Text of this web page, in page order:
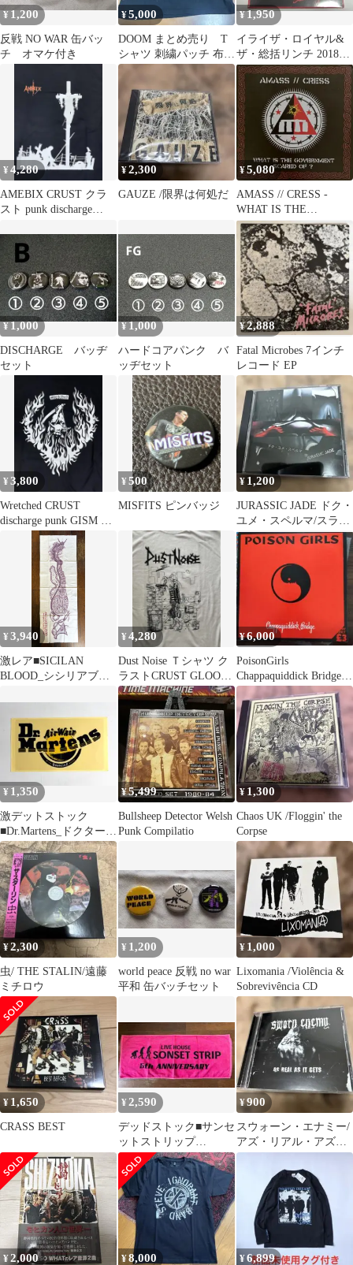
¥1,200
反戦 NO WAR 缶バッ
チ オマケ付き
¥5,000
DOOM まとめ売り T
シャツ 刺繍パッチ 布パ
ッチ ピンバッチ
¥1,950
イライザ・ロイヤル&
ザ・総括リンチ 2018年
ヨーロッパツアー用に
制作したCD
¥4,280
AMEBIX CRUST クラ
スト punk discharge
¥2,300
GAUZE /限界は何処だ
¥5,080
AMASS // CRESS -
WHAT IS THE
GOVER〜 (LP)
¥1,000
DISCHARGE バッヂ
セット
¥1,000
ハードコアパンク バ
ッヂセット
¥2,888
Fatal Microbes 7インチ
レコード EP
¥3,800
Wretched CRUST
discharge punk GISM ク
¥500
MISFITS ピンバッジ
¥ 1,200
JURASSIC JADE ドク・
ユメ・スペルマ/スラッ
シュメタル/HIZUMI
¥3,940
激レア■SICILAN
BLOOD_シシリアブラ
い_新品
¥4,280
Dust Noise Ｔシャツ ク
ラストCRUST GLOOM
confuse
¥6,000
PoisonGirls
Chappaquiddick Bridge
LP
¥ 1,350
激デットストック
■Dr.Martens_ドクターマ
ーチンステッカー90年
物_新品
¥5,499
Bullsheep Detector Welsh
Punk Compilatio
¥ 1,300
Chaos UK /Floggin' the
Corpse
¥2,300
虫/ THE STALIN/遠藤
ミチロウ
¥ 1,200
world peace 反戦 no war
平和 缶バッチセット
¥ 1,000
Lixomania /Violência &
Sobrevivência CD
¥ 1,650
CRASS BEST
¥2,590
デッドストック■サンセ
ットストリップ
_PUNK_記念タオル_新
品 未使用
¥900
スウォーン・エナミー/
アズ・リアル・アズ・
イット・ゲッツ
¥2,000 ¥8,000 ¥6,899